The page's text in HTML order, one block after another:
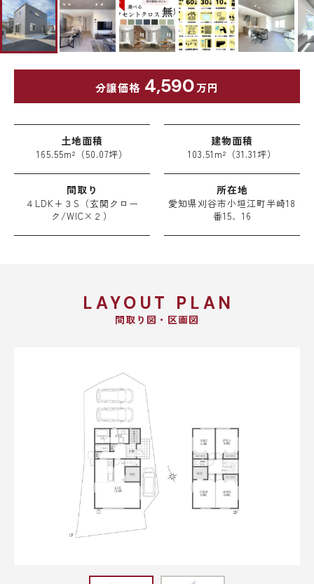
分譲価格 4,590万円
土地面積
165.55m²（50.07坪）
建物面積
103.51m²（31.31坪）
間取り
４LDK+３S（玄関クロー
ク/WIC×２）
所在地
愛知県刈谷市小垣江町半崎18
番15、16
LAYOUT PLAN
間取り図・区画図